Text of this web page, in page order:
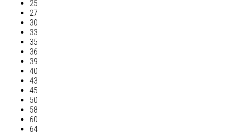
25
27
30
33
35
36
39
40
43
45
50
58
60
64